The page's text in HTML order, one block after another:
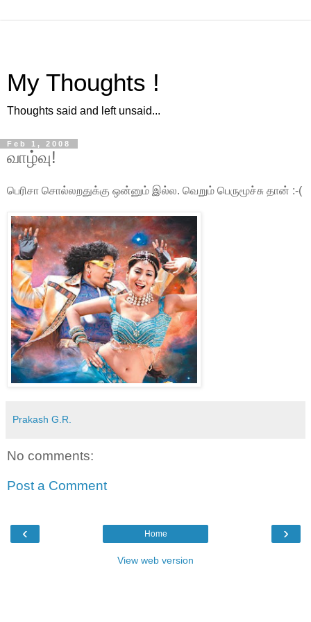
My Thoughts !
Thoughts said and left unsaid...
Feb 1, 2008
வாழ்வு!
பெரிசா சொல்லறதுக்கு ஒன்னும் இல்ல. வெறும் பெருமூச்சு தான் :-(
Prakash G.R.
No comments:
Post a Comment
‹ ›
Home
View web version